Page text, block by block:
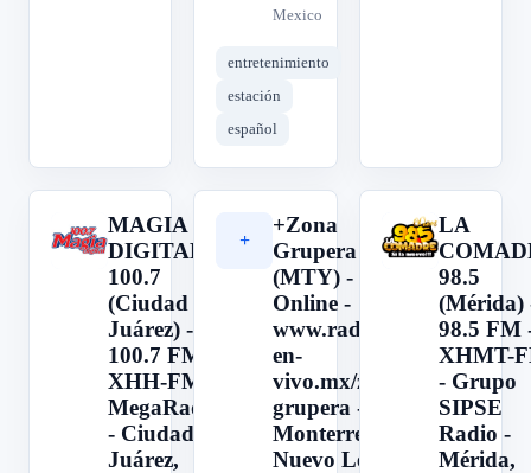
Mexico
entretenimiento
estación
español
M
MAGIA
DIGITAL
100.7
(Ciudad
Juárez) -
100.7 FM -
XHH-FM -
MegaRadio
- Ciudad
Juárez,
+
+Zona
Grupera
(MTY) -
Online -
www.radio-
en-
vivo.mx/zona-
grupera -
Monterrey,
Nuevo León
L
LA
98.5
(Mérida)
98.5 FM
XHMT-
- Grupo
SIPSE
Radio -
Mérida,